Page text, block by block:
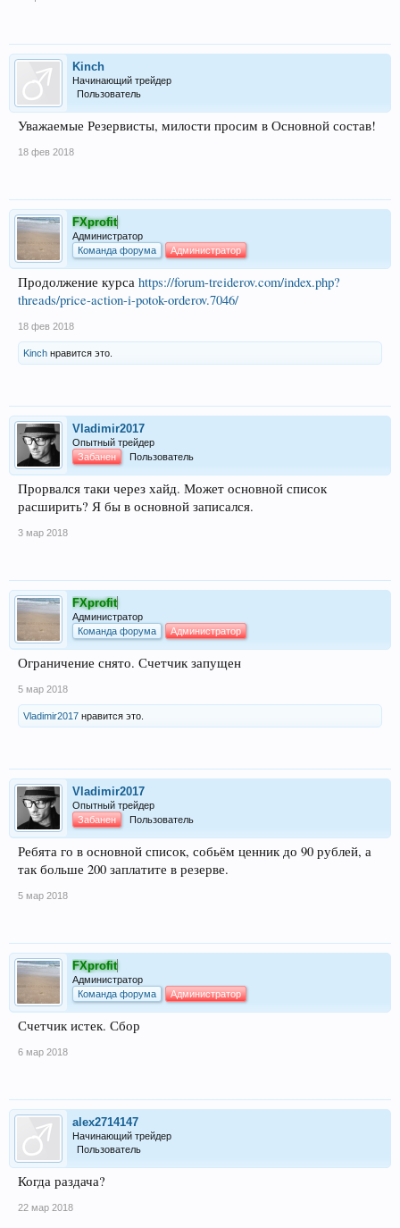
Kinch
Начинающий трейдер
Пользователь
Уважаемые Резервисты, милости просим в Основной состав!
18 фев 2018
FXprofit
Администратор
Команда форума
Администратор
Продолжение курса https://forum-treiderov.com/index.php?
threads/price-action-i-potok-orderov.7046/
18 фев 2018
Kinch нравится это.
Vladimir2017
Опытный трейдер
Забанен
Пользователь
Прорвался таки через хайд. Может основной список
расширить? Я бы в основной записался.
3 мар 2018
FXprofit
Администратор
Команда форума
Администратор
Ограничение снято. Счетчик запущен
5 мар 2018
Vladimir2017 нравится это.
Vladimir2017
Опытный трейдер
Забанен
Пользователь
Ребята го в основной список, собьём ценник до 90 рублей, а
так больше 200 заплатите в резерве.
5 мар 2018
FXprofit
Администратор
Команда форума
Администратор
Счетчик истек. Сбор
6 мар 2018
alex2714147
Начинающий трейдер
Пользователь
Когда раздача?
22 мар 2018